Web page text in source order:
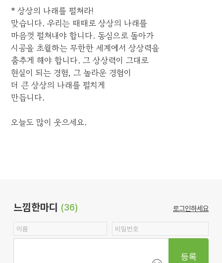
* 상상의 나래를 펼쳐라!
맞습니다. 우리는 때때로 상상의 나래를
마음껏 펼쳐내야 합니다. 동심으로 돌아가
시공을 초월하는 무한한 세계에서 상상력을
춤추게 해야 합니다. 그 상상력이 그대로
현실이 되는 경험, 그 놀라운 경험이
더 큰 상상의 나래를 펼치게
만듭니다.
오늘도 많이 웃으세요.
느낌한마디 (36) 로그인하세요
등록